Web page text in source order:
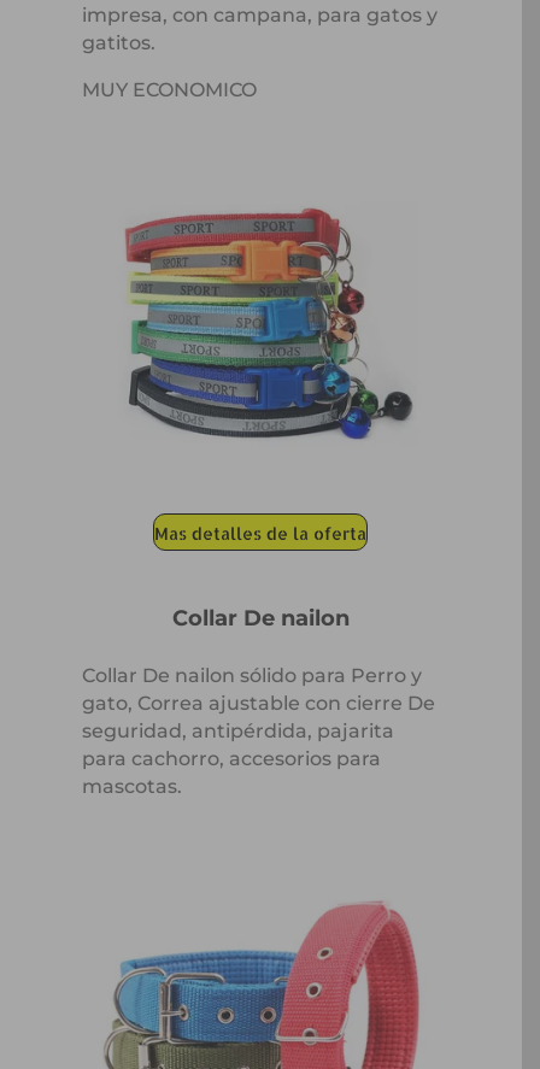
impresa, con campana, para gatos y
gatitos.
MUY ECONOMICO
Mas detalles de la oferta
Collar De nailon
Collar De nailon sólido para Perro y
gato, Correa ajustable con cierre De
seguridad, antipérdida, pajarita
para cachorro, accesorios para
mascotas.